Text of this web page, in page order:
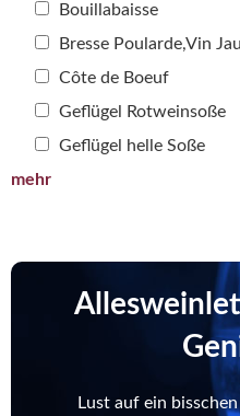
Bouillabaisse
Bresse Poularde,Vin
Côte de Boeuf
Geflügel Rotweinsoße
Geflügel helle Soße
mehr
Lust auf ein